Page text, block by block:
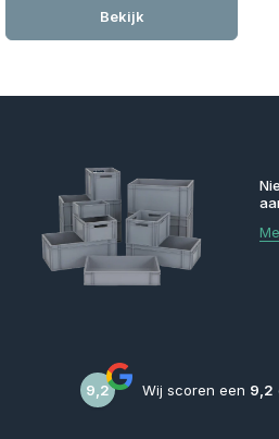
Bekijk
9,2 Wij scoren een 9,2